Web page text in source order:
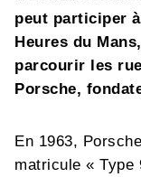
peut participer
Heures du
parcourir les
Porsche,
En 1963,
matricule « Type